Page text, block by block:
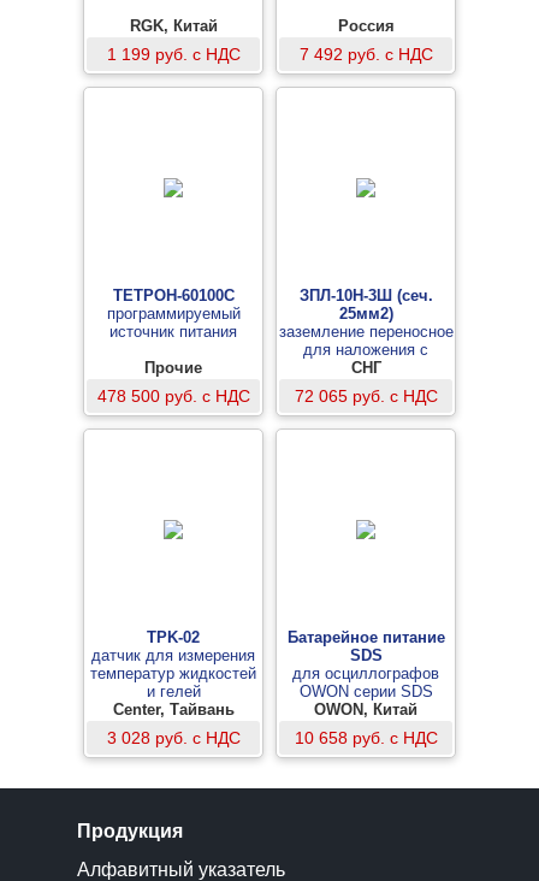
RGK, Китай
1 199 руб. с НДС
Россия
7 492 руб. с НДС
ТЕТРОН-60100С
программируемый
источник питания
Прочие
478 500 руб. с НДС
ЗПЛ-10Н-3Ш (сеч.
25мм2)
заземление переносное
для наложения с
поверхности земли на
тремя штангами
СНГ
72 065 руб. с НДС
TPK-02
датчик для измерения
температур жидкостей
и гелей
Center, Тайвань
3 028 руб. с НДС
Батарейное питание
SDS
для осциллографов
OWON серии SDS
OWON, Китай
10 658 руб. с НДС
Продукция
Алфавитный указатель